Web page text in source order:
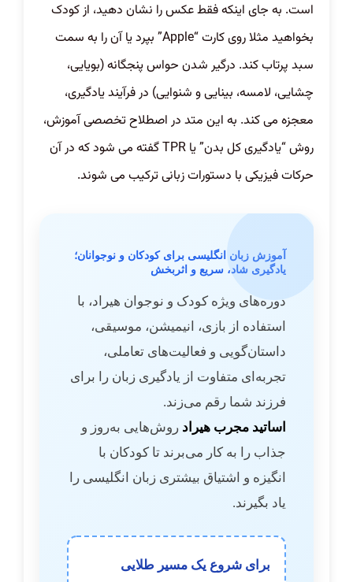
است. به جای اینکه فقط عکس را نشان دهید، از کودک
بخواهید مثلا روی کارت “Apple” بپرد یا آن را به سمت
سبد پرتاب کند. درگیر شدن حواس پنجگانه (بویایی،
چشایی، لامسه، بینایی و شنوایی) در فرآیند یادگیری،
معجزه می کند. به این متد در اصطلاح تخصصی آموزش،
روش “یادگیری کل بدن” یا TPR گفته می شود که در آن
حرکات فیزیکی با دستورات زبانی ترکیب می شوند.
آموزش زبان انگلیسی برای کودکان و نوجوانان؛
یادگیری شاد، سریع و اثربخش
دوره‌های ویژه کودک و نوجوان هیراد، با
استفاده از بازی، انیمیشن، موسیقی،
داستان‌گویی و فعالیت‌های تعاملی،
تجربه‌ای متفاوت از یادگیری زبان را برای
فرزند شما رقم می‌زند.
اساتید مجرب هیراد روش‌هایی به‌روز و
جذاب را به کار می‌برند تا کودکان با
انگیزه و اشتیاق بیشتری زبان انگلیسی را
یاد بگیرند.
برای شروع یک مسیر طلایی